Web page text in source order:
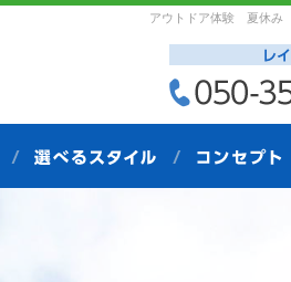
アウトドア体験 夏休